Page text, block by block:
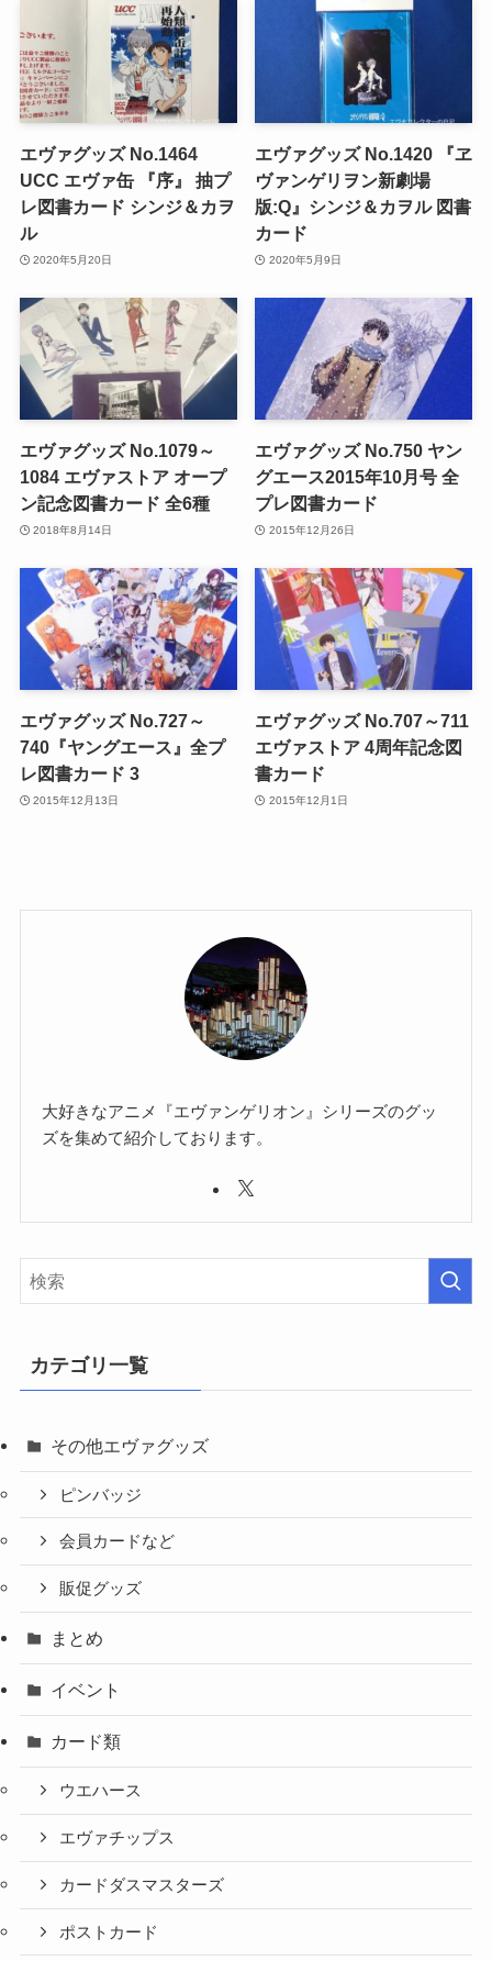
エヴァグッズ No.1464
UCC エヴァ缶 『序』 抽プ
レ図書カード シンジ＆カヲ
ル
2020年5月20日
エヴァグッズ No.1420 『ヱ
ヴァンゲリヲン新劇場
版:Q』シンジ＆カヲル 図書
カード
2020年5月9日
エヴァグッズ No.1079～
1084 エヴァストア オープ
ン記念図書カード 全6種
2018年8月14日
エヴァグッズ No.750 ヤン
グエース2015年10月号 全
プレ図書カード
2015年12月26日
エヴァグッズ No.727～
740『ヤングエース』全プ
レ図書カード 3
2015年12月13日
エヴァグッズ No.707～711
エヴァストア 4周年記念図
書カード
2015年12月1日
大好きなアニメ『エヴァンゲリオン』シリーズのグッ
ズを集めて紹介しております。
カテゴリ一覧
その他エヴァグッズ
ピンバッジ
会員カードなど
販促グッズ
まとめ
イベント
カード類
ウエハース
エヴァチップス
カードダスマスターズ
ポストカード